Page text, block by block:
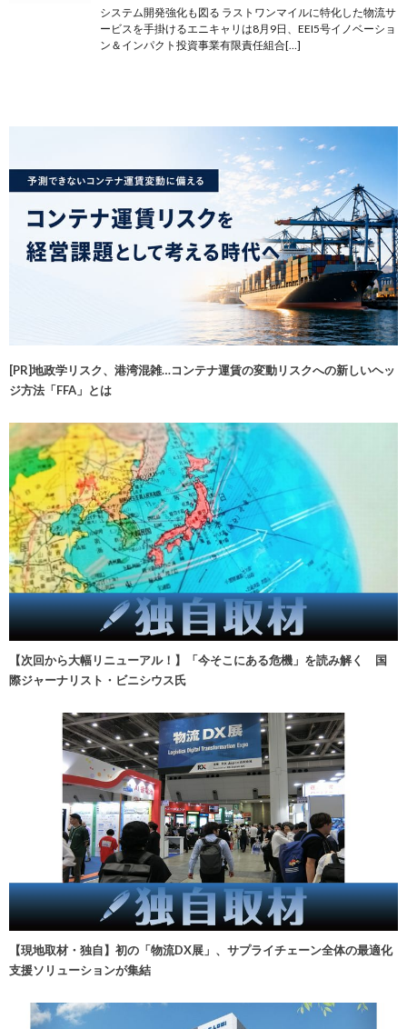
システム開発強化も図る ラストワンマイルに特化した物流サ
ービスを手掛けるエニキャリは8月9日、EEI5号イノベーショ
ン＆インパクト投資事業有限責任組合[…]
[PR]地政学リスク、港湾混雑…コンテナ運賃の変動リスクへの新しいヘッ
ジ方法「FFA」とは
【次回から大幅リニューアル！】「今そこにある危機」を読み解く 国
際ジャーナリスト・ビニシウス氏
【現地取材・独自】初の「物流DX展」、サプライチェーン全体の最適化
支援ソリューションが集結